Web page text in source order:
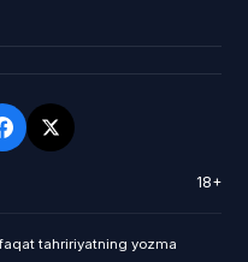
18+
tahririyatning yozma